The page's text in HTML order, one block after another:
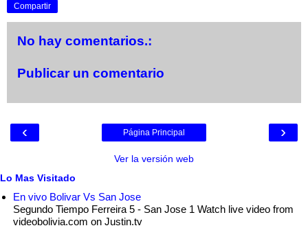
Compartir
No hay comentarios.:
Publicar un comentario
‹ ›
Página Principal
Ver la versión web
Lo Mas Visitado
En vivo Bolivar Vs San Jose
Segundo Tiempo Ferreira 5 - San Jose 1 Watch live video from
videobolivia.com on Justin.tv